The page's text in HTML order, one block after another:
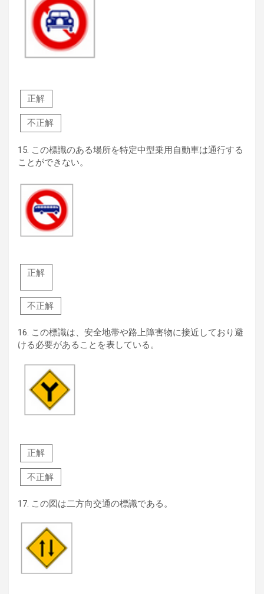
正解
不正解
15. この標識のある場所を特定中型乗用自動車は通行する
ことができない。
正解
不正解
16. この標識は、安全地帯や路上障害物に接近しており避
ける必要があることを表している。
正解
不正解
17. この図は二方向交通の標識である。